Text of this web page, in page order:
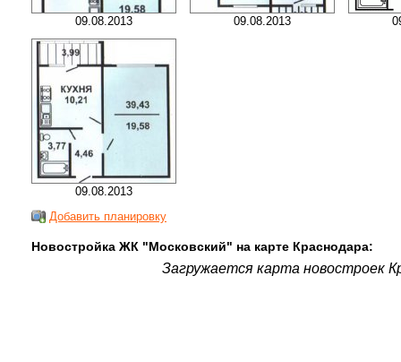
09.08.2013 09.08.2013
09.08.2013
Добавить планировку
Новостройка ЖК "Московский" на карте Краснодара:
Загружается карта новостроек